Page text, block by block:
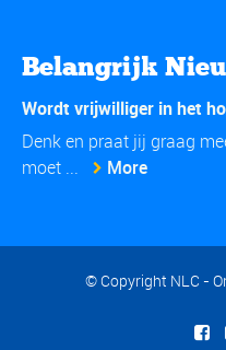
Belangrijk
Wordt vrijwilliger in het
Denk en praat jij graag
moet ...
More
© Copyright NLC -